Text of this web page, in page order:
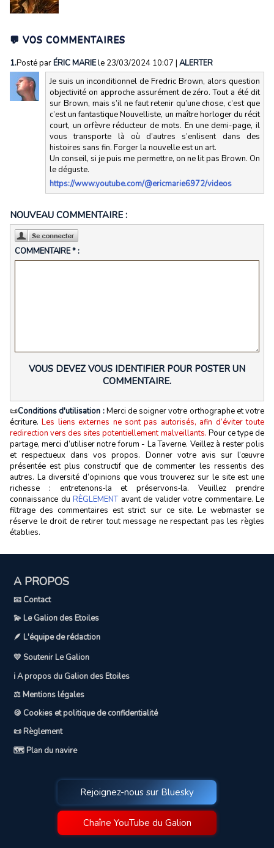
💬 VOS COMMENTAIRES
1.Posté parÉRIC MARIEle 23/03/2024 10:07 | ALERTER
Je suis un inconditionnel de Fredric Brown, alors question
objectivité on approche assurément de zéro. Tout a été dit
sur Brown, mais s’il ne faut retenir qu’une chose, c’est que
c’est un fantastique Nouvelliste, un maître horloger du récit
court, un orfèvre réducteur de mots. En une demi-page, il
vous transporte là où d’autres s’enlisent dans des
histoires sans fin. Forger la nouvelle est un art.
Un conseil, si je puis me permettre, on ne lit pas Brown. On
le déguste.
https://www.youtube.com/@ericmarie6972/videos
NOUVEAU COMMENTAIRE :
COMMENTAIRE * :
VOUS DEVEZ VOUS IDENTIFIER POUR POSTER UN
COMMENTAIRE.
📜Conditions d'utilisation :Merci de soigner votre orthographe et votre
écriture.Les liens externes ne sont pas autorisés, afin d’éviter toute
redirection vers des sites potentiellement malveillants. Pour ce type de
partage, merci d’utiliser notre forum - La Taverne. Veillez à rester polis
et respectueux dans vos propos. Donner votre avis sur l’œuvre
présentée est plus constructif que de commenter les ressentis des
autres. La diversité d’opinions que vous trouverez sur le site est une
richesse : entretenons‑la et préservons‑la. Veuillez prendre
connaissance du RÈGLEMENTavant de valider votre commentaire. Le
filtrage des commentaires est strict sur ce site. Le webmaster se
réserve le droit de retirer tout message ne respectant pas les règles
établies.
A PROPOS
📧 Contact
💫 Le Galion des Etoiles
🪶 L'équipe de rédaction
💛 Soutenir Le Galion
ℹ️ A propos du Galion des Etoiles
⚖️ Mentions légales
🍪 Cookies et politique de confidentialité
📜 Règlement
🗺️ Plan du navire
Rejoignez-nous sur Bluesky
Chaîne YouTube du Galion